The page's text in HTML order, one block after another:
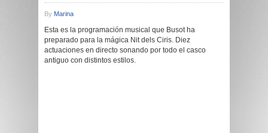
By Marina
Esta es la programación musical que Busot ha
preparado para la mágica Nit dels Ciris. Diez
actuaciones en directo sonando por todo el casco
antiguo con distintos estilos.